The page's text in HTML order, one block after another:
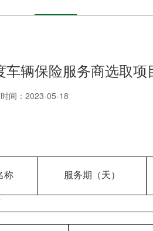
辆保险服务商选取项
间：2023-05-18
称 服务期（天）